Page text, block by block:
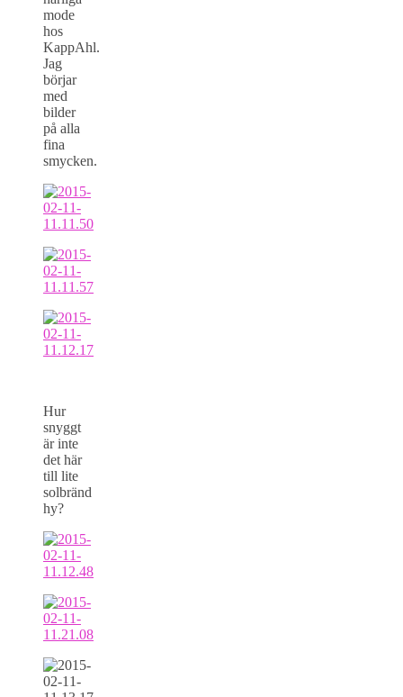
mode
hos
KappAhl.
Jag
börjar
med
bilder
på alla
fina
smycken.
Hur
snyggt
är inte
det här
till lite
solbränd
hy?